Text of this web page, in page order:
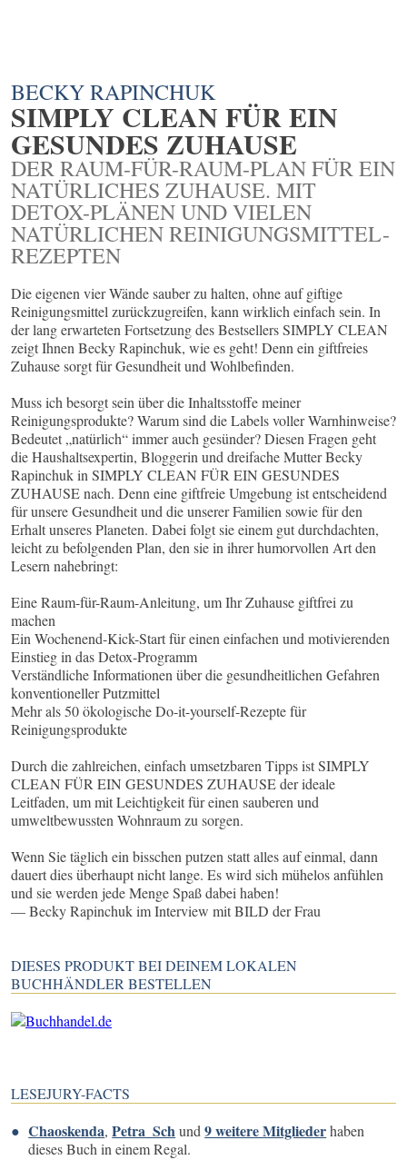
BECKY RAPINCHUK
SIMPLY CLEAN FÜR EIN
GESUNDES ZUHAUSE
DER RAUM-FÜR-RAUM-PLAN FÜR EIN
NATÜRLICHES ZUHAUSE. MIT
DETOX-PLÄNEN UND VIELEN
NATÜRLICHEN REINIGUNGSMITTEL-
REZEPTEN
Die eigenen vier Wände sauber zu halten, ohne auf giftige
Reinigungsmittel zurückzugreifen, kann wirklich einfach sein. In
der lang erwarteten Fortsetzung des Bestsellers SIMPLY CLEAN
zeigt Ihnen Becky Rapinchuk, wie es geht! Denn ein giftfreies
Zuhause sorgt für Gesundheit und Wohlbefinden.
Muss ich besorgt sein über die Inhaltsstoffe meiner
Reinigungsprodukte? Warum sind die Labels voller Warnhinweise?
Bedeutet „natürlich“ immer auch gesünder? Diesen Fragen geht
die Haushaltsexpertin, Bloggerin und dreifache Mutter Becky
Rapinchuk in SIMPLY CLEAN FÜR EIN GESUNDES
ZUHAUSE nach. Denn eine giftfreie Umgebung ist entscheidend
für unsere Gesundheit und die unserer Familien sowie für den
Erhalt unseres Planeten. Dabei folgt sie einem gut durchdachten,
leicht zu befolgenden Plan, den sie in ihrer humorvollen Art den
Lesern nahebringt:
Eine Raum-für-Raum-Anleitung, um Ihr Zuhause giftfrei zu
machen
Ein Wochenend-Kick-Start für einen einfachen und motivierenden
Einstieg in das Detox-Programm
Verständliche Informationen über die gesundheitlichen Gefahren
konventioneller Putzmittel
Mehr als 50 ökologische Do-it-yourself-Rezepte für
Reinigungsprodukte
Durch die zahlreichen, einfach umsetzbaren Tipps ist SIMPLY
CLEAN FÜR EIN GESUNDES ZUHAUSE der ideale
Leitfaden, um mit Leichtigkeit für einen sauberen und
umweltbewussten Wohnraum zu sorgen.
Wenn Sie täglich ein bisschen putzen statt alles auf einmal, dann
dauert dies überhaupt nicht lange. Es wird sich mühelos anfühlen
und sie werden jede Menge Spaß dabei haben!
— Becky Rapinchuk im Interview mit BILD der Frau
DIESES PRODUKT BEI DEINEM LOKALEN
BUCHHÄNDLER BESTELLEN
LESEJURY-FACTS
Chaoskenda,Petra_Schund9 weitere Mitgliederhaben
dieses Buch in einem Regal.